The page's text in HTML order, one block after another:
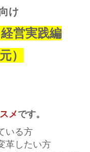
け
営実践編
）
メです。
いる方
革したい方